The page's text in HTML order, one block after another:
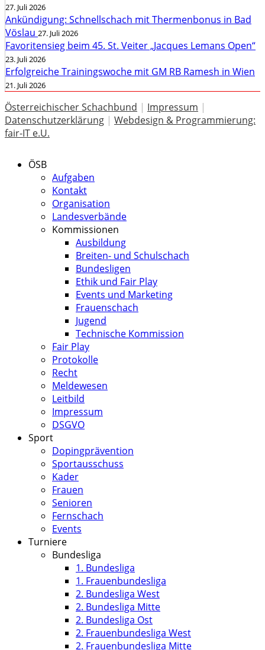
27. Juli 2026
Ankündigung: Schnellschach mit Thermenbonus in Bad
Vöslau 27. Juli 2026
Favoritensieg beim 45. St. Veiter „Jacques Lemans Open“
23. Juli 2026
Erfolgreiche Trainingswoche mit GM RB Ramesh in Wien
21. Juli 2026
Österreichischer Schachbund | Impressum |
Datenschutzerklärung | Webdesign & Programmierung:
fair-IT e.U.
ÖSB
Aufgaben
Kontakt
Organisation
Landesverbände
Kommissionen
Ausbildung
Breiten- und Schulschach
Bundesligen
Ethik und Fair Play
Events und Marketing
Frauenschach
Jugend
Technische Kommission
Fair Play
Protokolle
Recht
Meldewesen
Leitbild
Impressum
DSGVO
Sport
Dopingprävention
Sportausschuss
Kader
Frauen
Senioren
Fernschach
Events
Turniere
Bundesliga
1. Bundesliga
1. Frauenbundesliga
2. Bundesliga West
2. Bundesliga Mitte
2. Bundesliga Ost
2. Frauenbundesliga West
2. Frauenbundesliga Mitte